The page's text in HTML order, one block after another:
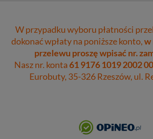
W przypadku wyboru płatności
dokonać wpłaty na poniższe konto,w
przelewu proszę wpisać nr.
Nasz nr. konta61 9176 1019 2002
Eurobuty, 35-326 Rzeszów, ul.